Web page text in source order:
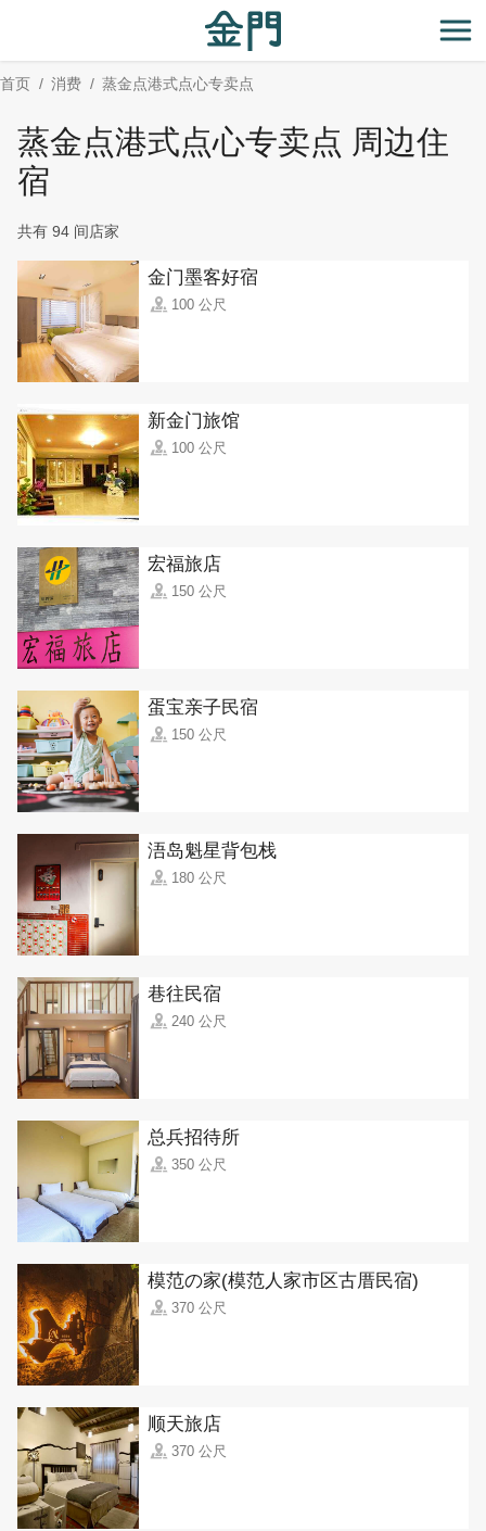
主
要
开
首页 消费 蒸金点港式点心专卖点
蒸金点港式点心专卖点 周边住
宿
共有 94 间店家
金门墨客好宿
100 公尺
新金门旅馆
100 公尺
宏福旅店
150 公尺
蛋宝亲子民宿
150 公尺
浯岛魁星背包栈
180 公尺
巷往民宿
240 公尺
总兵招待所
350 公尺
模范の家(模范人家市区古厝民宿)
370 公尺
顺天旅店
370 公尺